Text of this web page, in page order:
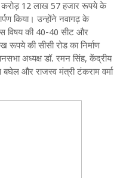
करोड़ 12 लाख 57 हजार रूपये के
किया। उन्होंने नवागढ़ के
विषय की 40-40 सीट और
रूपये की सीसी रोड का निर्माण
अध्यक्ष डॉ. रमन सिंह, केंद्रीय
बघेल और राजस्व मंत्री टंकराम वर्मा